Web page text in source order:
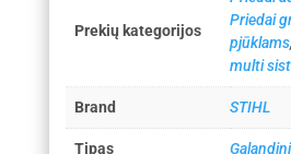
Prekių kategorijos
Priedai
pjūklams,
multi
Brand STIHL
Tipas